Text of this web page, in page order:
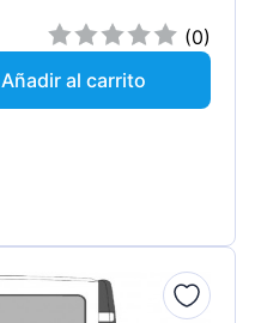
(0)
Añadir al carrito